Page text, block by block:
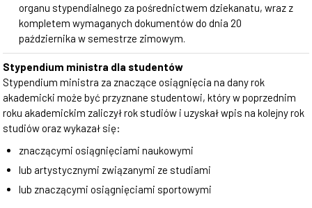
organu stypendialnego za pośrednictwem dziekanatu, wraz z
kompletem wymaganych dokumentów do dnia 20
października w semestrze zimowym.
Stypendium ministra dla studentów
Stypendium ministra za znaczące osiągnięcia na dany rok
akademicki może być przyznane studentowi, który w poprzednim
roku akademickim zaliczył rok studiów i uzyskał wpis na kolejny rok
studiów oraz wykazał się:
znaczącymi osiągnięciami naukowymi
lub artystycznymi związanymi ze studiami
lub znaczącymi osiągnięciami sportowymi